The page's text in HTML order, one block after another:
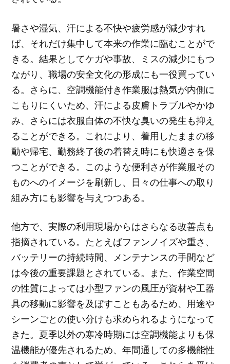
暑さや湿気、汗による不快や疲労感が減少すれ
ば、それだけ集中して本来の作業に臨むことがで
きる。結果としてケガや事故、ミスの減少にもつ
ながり、職場の安全文化の形成にも一役買ってい
る。さらに、空調機能付き作業服は熱気が内側に
こもりにくいため、汗による皮膚トラブルやかゆ
み、さらには衣服自体の不快な臭いの発生も抑え
ることができる。これにより、着用したままの移
動や帰宅、勤務終了後の着替え時にも快適さを保
つことができる。このような便利さが作業服その
ものへのイメージを刷新し、日々の仕事への取り
組み方にも影響を与えつつある。
他方で、実際の利用現場からはさらなる改善点も
指摘されている。たとえばファンノイズや重さ、
バッテリーの持続時間、メンテナンスの手間など
は今後の重要課題とされている。また、作業空間
の性質によっては小型ファンの風圧が資材や工器
具の移動に影響を及ぼすこともあるため、用途や
シーンごとの使い分けも求められるようになって
きた。夏季以外の寒冷時期には空調機能よりも保
温機能が優先されるため、年間通しての多機能性